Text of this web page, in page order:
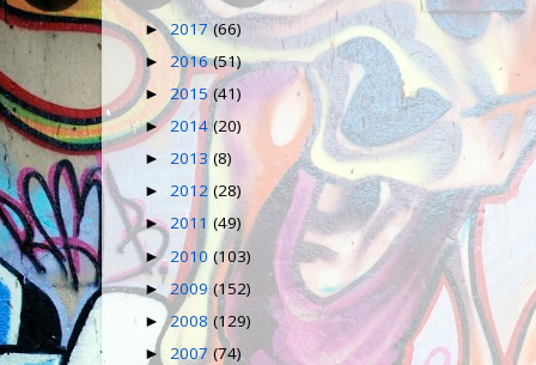
►2017(66)
► 2016(51)
► 2015(41)
►2014(20)
► 2013(8)
► 2012 (28)
►2011 (49)
► 2010 (103)
► 2009(152)
►2008 (129)
► 2007 (74)